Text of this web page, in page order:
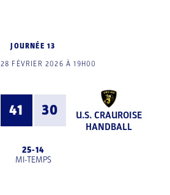
JOURNÉE 13
FÉVRIER 2026 À 19H00
41 30
U.S. CRAUROISE
HANDBALL
25-14
MI-TEMPS